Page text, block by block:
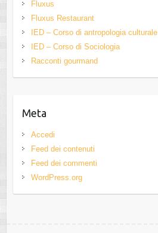
Fluxus
Fluxus Restaurant
IED – Corso di antropologia culturale
IED – Corso di Sociologia
Racconti gourmand
Meta
Accedi
Feed dei contenuti
Feed dei commenti
WordPress.org